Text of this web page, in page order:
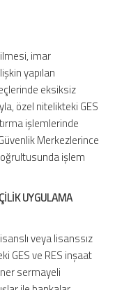
imar
yapılan
eksiksiz
özel nitelikteki GES
işlemlerinde
Merkezlerince
işlem
UYGULAMA
veya lisanssız
GES ve RES inşaat
sermayeli